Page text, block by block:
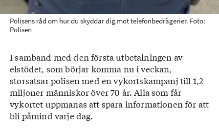
Polisens råd om hur du skyddar dig mot telefonbedrägerier. Foto:
Polisen
I samband med den första utbetalningen av
elstödet, som börjar komma nu i veckan,
storsatsar polisen med en vykortskampanj till 1,2
miljoner människor över 70 år. Alla som får
vykortet uppmanas att spara informationen för att
bli påmind varje dag.